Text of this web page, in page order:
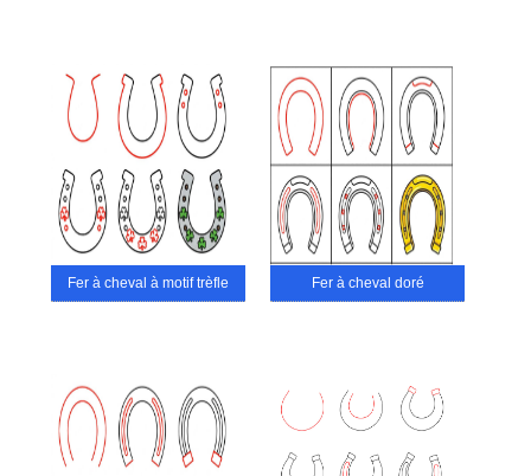
Fer à cheval à motif trèfle Fer à cheval doré